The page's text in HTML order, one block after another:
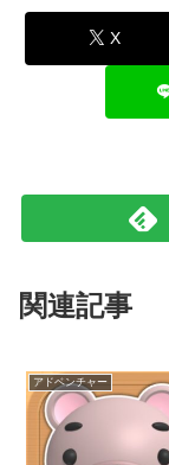
X
関連記事
アドベンチャー